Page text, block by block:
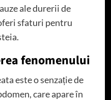
ale durerii de
sfaturi pentru
fenomenului
este o senzație de
care apare în